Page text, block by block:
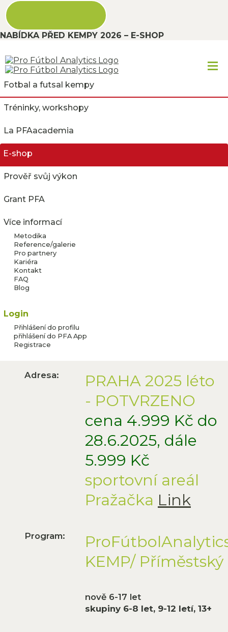
NABÍDKA PŘED KEMPY 2026 – E-SHOP
Fotbal a futsal kempy
Tréninky, workshopy
La PFAacademia
E-shop
Prověř svůj výkon
Grant PFA
Více informací
Metodika
Reference/galerie
Pro partnery
Kariéra
Kontakt
FAQ
Blog
Login
Přihlášení do profilu
přihlášení do PFA App
Registrace
PŘÍMĚSTSKÝ PRAHA
PRAŽAČKA ČERVENEC -
Španělský fotbalový kemp
Adresa:
PRAHA 2025 léto
- POTVRZENO
cena 4.999 Kč do
28.6.2025, dále
5.999 Kč
sportovní areál
Pražačka Link
Program:
KEMP/ Příměstský
nově 6-17 let
skupiny 6-8 let, 9-12 letí, 13+